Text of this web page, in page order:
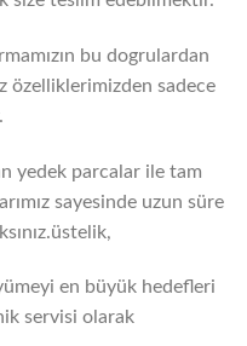
bu dogrulardan
özelliklerimizden sadece
yedek parcalar ile tam
sayesinde uzun süre
en büyük hedefleri
servisi olarak